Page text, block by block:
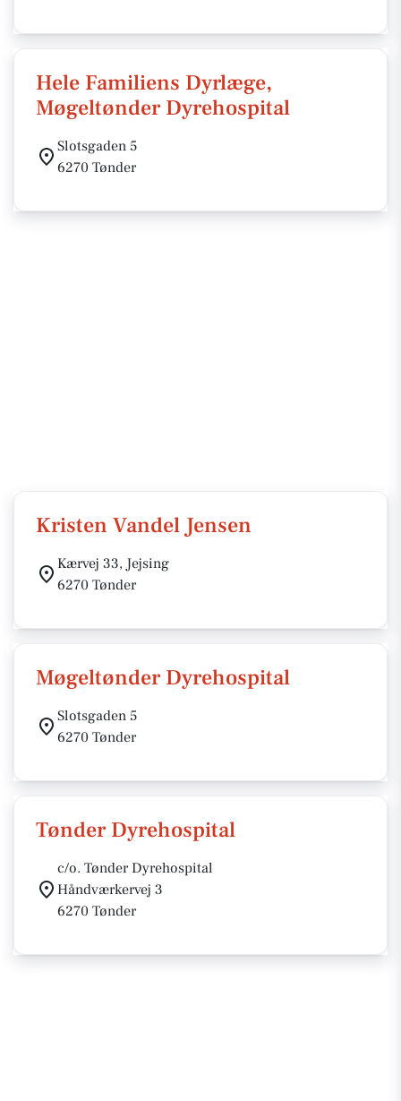
Hele Familiens Dyrlæge,
Møgeltønder Dyrehospital
Slotsgaden 5
6270 Tønder
Kristen Vandel Jensen
Kærvej 33, Jejsing
6270 Tønder
Møgeltønder Dyrehospital
Slotsgaden 5
6270 Tønder
Tønder Dyrehospital
c/o. Tønder Dyrehospital
Håndværkervej 3
6270 Tønder